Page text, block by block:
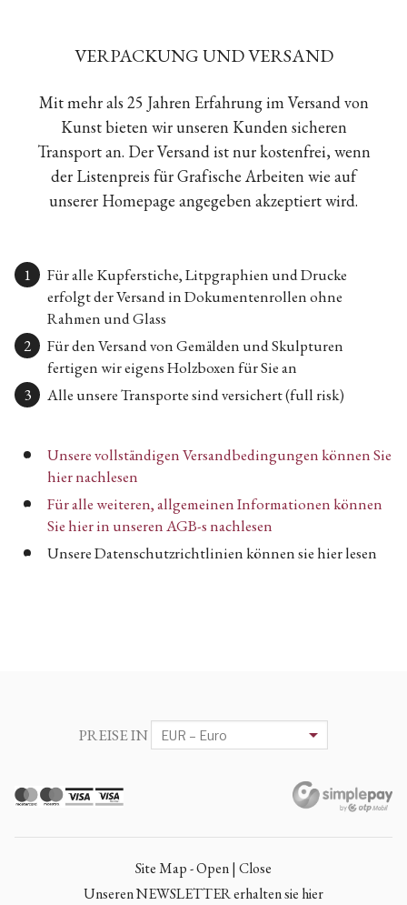
VERPACKUNG UND VERSAND
Mit mehr als 25 Jahren Erfahrung im Versand von
Kunst bieten wir unseren Kunden sicheren
Transport an. Der Versand ist nur kostenfrei, wenn
der Listenpreis für Grafische Arbeiten wie auf
unserer Homepage angegeben akzeptiert wird.
Für alle Kupferstiche, Litpgraphien und Drucke
erfolgt der Versand in Dokumentenrollen ohne
Rahmen und Glass
Für den Versand von Gemälden und Skulpturen
fertigen wir eigens Holzboxen für Sie an
Alle unsere Transporte sind versichert (full risk)
Unsere vollständigen Versandbedingungen können Sie
hier nachlesen
Für alle weiteren, allgemeinen Informationen können
Sie hier in unseren AGB-s nachlesen
Unsere Datenschutzrichtlinien können sie hier lesen
PREISE IN
Site Map - Open | Close
Unseren NEWSLETTER erhalten sie hier